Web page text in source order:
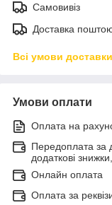
Самовивіз
Доставка
Всі умови доставки
Умови оплати
Оплата на
Передоплата за
додаткові
Онлайн оплата
Оплата за